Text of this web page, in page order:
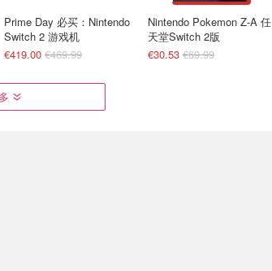
Prime Day 必买：Nintendo
Switch 2 游戏机
€419.00 €469.99
Nintendo Pokemon Z-A 任
天堂Switch 2版
€30.53 €69.99